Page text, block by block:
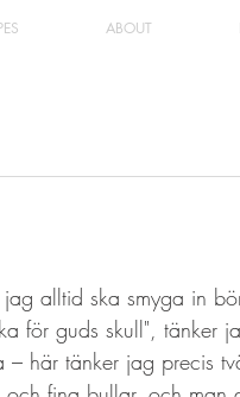
ABOUT
alltid ska smyga in
för guds skull", tänker
här tänker jag precis